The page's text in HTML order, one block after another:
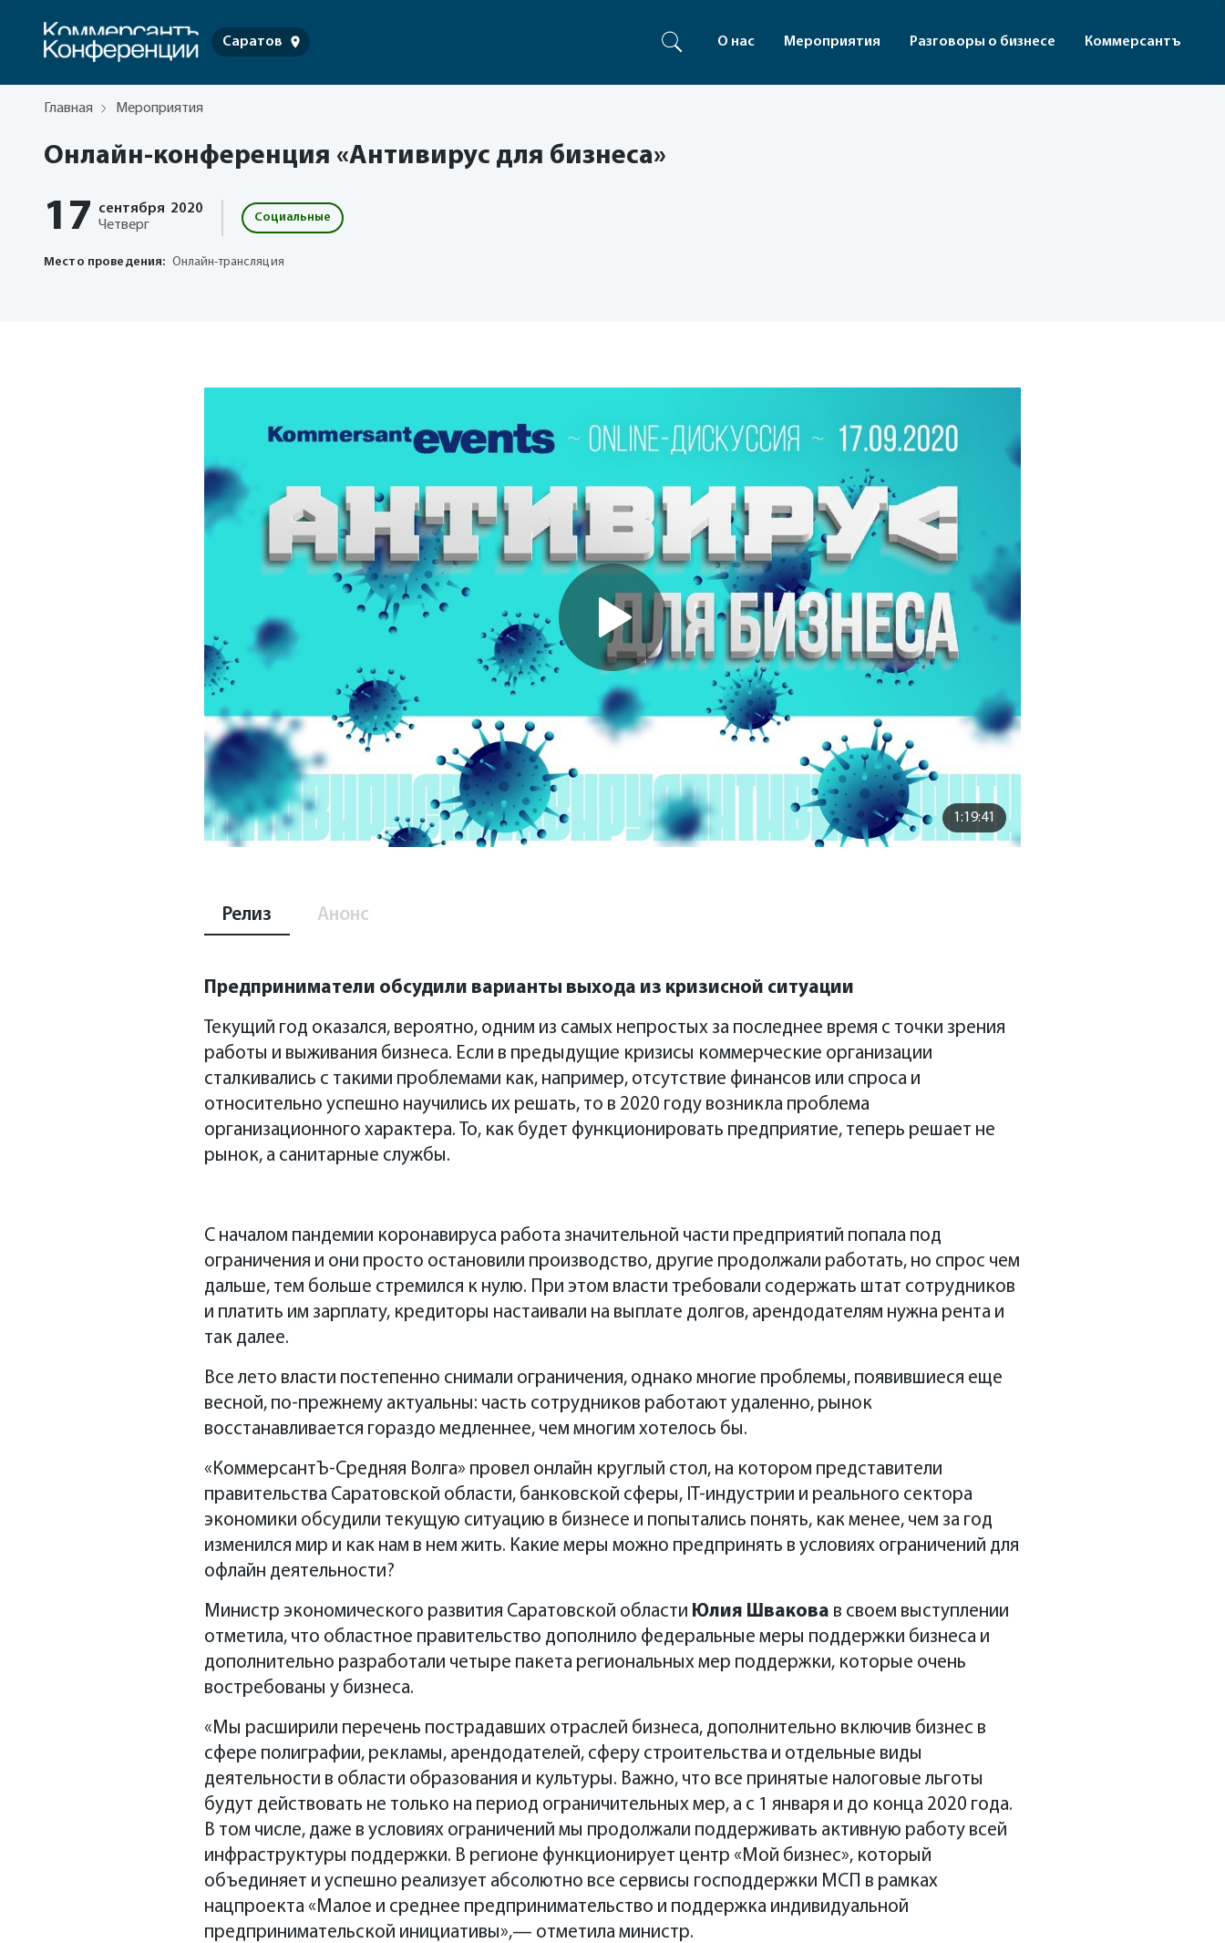
Саратов О нас Мероприятия Разговоры о бизнесе Коммерсантъ
Главная Мероприятия
Онлайн-конференция «Антивирус для бизнеса»
17 сентября 2020
Четверг
Социальные
Место проведения: Онлайн-трансляция
1:19:41
Релиз Анонс
Предприниматели обсудили варианты выхода из кризисной ситуации
Текущий год оказался, вероятно, одним из самых непростых за последнее время с точки зрения
работы и выживания бизнеса. Если в предыдущие кризисы коммерческие организации
сталкивались с такими проблемами как, например, отсутствие финансов или спроса и
относительно успешно научились их решать, то в 2020 году возникла проблема
организационного характера. То, как будет функционировать предприятие, теперь решает не
рынок, а санитарные службы.
С началом пандемии коронавируса работа значительной части предприятий попала под
ограничения и они просто остановили производство, другие продолжали работать, но спрос чем
дальше, тем больше стремился к нулю. При этом власти требовали содержать штат сотрудников
и платить им зарплату, кредиторы настаивали на выплате долгов, арендодателям нужна рента и
так далее.
Все лето власти постепенно снимали ограничения, однако многие проблемы, появившиеся еще
весной, по-прежнему актуальны: часть сотрудников работают удаленно, рынок
восстанавливается гораздо медленнее, чем многим хотелось бы.
«КоммерсантЪ-Средняя Волга» провел онлайн круглый стол, на котором представители
правительства Саратовской области, банковской сферы, IT-индустрии и реального сектора
экономики обсудили текущую ситуацию в бизнесе и попытались понять, как менее, чем за год
изменился мир и как нам в нем жить. Какие меры можно предпринять в условиях ограничений для
офлайн деятельности?
Министр экономического развития Саратовской области Юлия Швакова в своем выступлении
отметила, что областное правительство дополнило федеральные меры поддержки бизнеса и
дополнительно разработали четыре пакета региональных мер поддержки, которые очень
востребованы у бизнеса.
«Мы расширили перечень пострадавших отраслей бизнеса, дополнительно включив бизнес в
сфере полиграфии, рекламы, арендодателей, сферу строительства и отдельные виды
деятельности в области образования и культуры. Важно, что все принятые налоговые льготы
будут действовать не только на период ограничительных мер, а с 1 января и до конца 2020 года.
В том числе, даже в условиях ограничений мы продолжали поддерживать активную работу всей
инфраструктуры поддержки. В регионе функционирует центр «Мой бизнес», который
объединяет и успешно реализует абсолютно все сервисы господдержки МСП в рамках
нацпроекта «Малое и среднее предпринимательство и поддержка индивидуальной
предпринимательской инициативы»,— отметила министр.